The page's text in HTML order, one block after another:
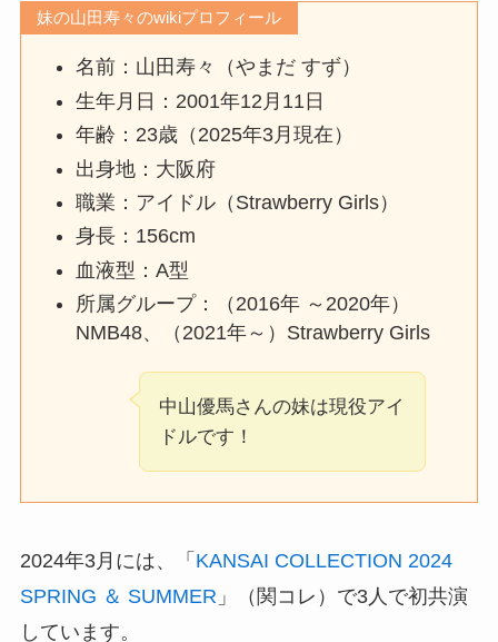
妹の山田寿々のwikiプロフィール
名前：山田寿々（やまだ すず）
生年月日：2001年12月11日
年齢：23歳（2025年3月現在）
出身地：大阪府
職業：アイドル（Strawberry Girls）
身長：156cm
血液型：A型
所属グループ：（2016年 ～2020年）
NMB48、（2021年～）Strawberry Girls
中山優馬さんの妹は現役アイ
ドルです！
2024年3月には、「 KANSAI COLLECTION 2024
SPRING ＆ SUMMER 」（関コレ）で3人で初共演
しています。